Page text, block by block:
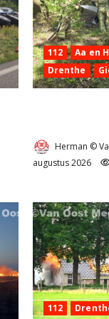
112 Aa en
Drenthe
Herman ©
augustus 2026
112